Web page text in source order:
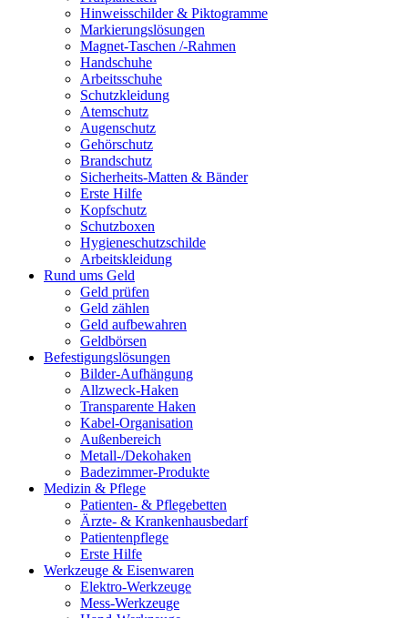
Hinweisschilder & Piktogramme
Markierungslösungen
Magnet-Taschen /-Rahmen
Handschuhe
Arbeitsschuhe
Schutzkleidung
Atemschutz
Augenschutz
Gehörschutz
Brandschutz
Sicherheits-Matten & Bänder
Erste Hilfe
Kopfschutz
Schutzboxen
Hygieneschutzschilde
Arbeitskleidung
Rund ums Geld
Geld prüfen
Geld zählen
Geld aufbewahren
Geldbörsen
Befestigungslösungen
Bilder-Aufhängung
Allzweck-Haken
Transparente Haken
Kabel-Organisation
Außenbereich
Metall-/Dekohaken
Badezimmer-Produkte
Medizin & Pflege
Patienten- & Pflegebetten
Ärzte- & Krankenhausbedarf
Patientenpflege
Erste Hilfe
Werkzeuge & Eisenwaren
Elektro-Werkzeuge
Mess-Werkzeuge